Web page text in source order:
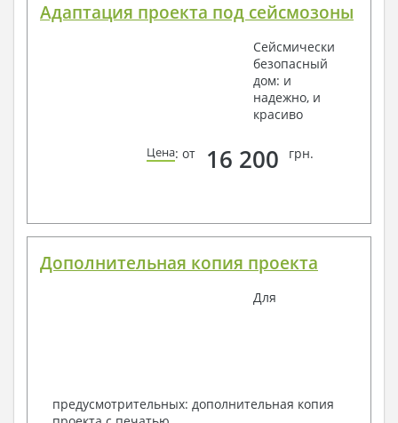
Адаптация проекта под сейсмозоны
Сейсмически
безопасный
дом: и
надежно, и
красиво
Цена: от 16 200 грн.
Дополнительная копия проекта
Для
предусмотрительных: дополнительная копия